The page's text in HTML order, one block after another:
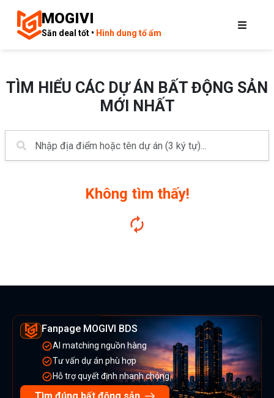
MOGIVI
Săn deal tốt • Hình dung tổ ấm
TÌM HIỂU CÁC DỰ ÁN BẤT ĐỘNG SẢN
MỚI NHẤT
Không tìm thấy!
Fanpage MOGIVI BDS
AI matching nguồn hàng
Tư vấn dự án phù hợp
Hỗ trợ quyết định nhanh chóng